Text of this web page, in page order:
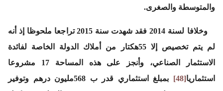
والمتوسطة والصغرى.
وخلافا لسنة 2014 فقد شهدت سنة 2015 تراجعا ملحوظا إذ أنه
لم يتم تخصيص إلا 55هكتار من أملاك الدولة الخاصة لفائدة
الاستثمار الصناعي، وأنجز على هذه المساحة 17 مشروعا
استثماريا[48]
بمبلغ استثماري قدر ب 568مليون درهم وتوفير